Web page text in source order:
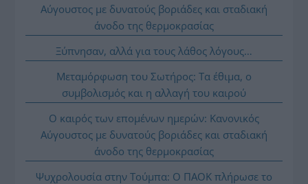
Αύγουστος με δυνατούς βοριάδες και σταδιακή
άνοδο της θερμοκρασίας
Ξύπνησαν, αλλά για τους λάθος λόγους…
Μεταμόρφωση του Σωτήρος: Τα έθιμα, ο
συμβολισμός και η αλλαγή του καιρού
Ο καιρός των επομένων ημερών: Κανονικός
Αύγουστος με δυνατούς βοριάδες και σταδιακή
άνοδο της θερμοκρασίας
Ψυχρολουσία στην Τούμπα: Ο ΠΑΟΚ πλήρωσε το